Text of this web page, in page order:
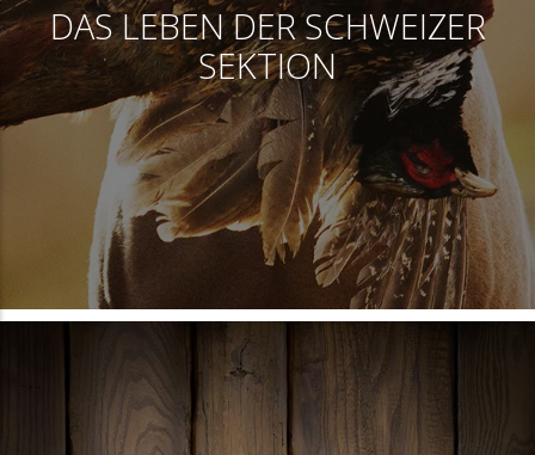
DAS LEBEN DER SCHWEIZER
SEKTION